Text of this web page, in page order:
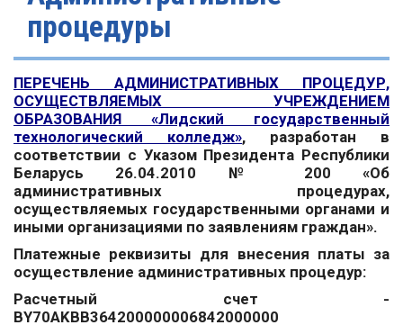
процедуры
ПЕРЕЧЕНЬ АДМИНИСТРАТИВНЫХ ПРОЦЕДУР,
ОСУЩЕСТВЛЯЕМЫХ УЧРЕЖДЕНИЕМ
ОБРАЗОВАНИЯ «Лидский государственный
технологический колледж», разработан в
соответствии с Указом Президента Республики
Беларусь 26.04.2010 № 200 «Об
административных процедурах,
осуществляемых государственными органами и
иными организациями по заявлениям граждан».
Платежные реквизиты для внесения платы за
осуществление административных процедур:
Расчетный счет -
BY70AKBB364200000006842000000